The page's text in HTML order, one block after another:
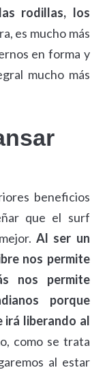
rodillas, los
es mucho más
en forma y
mucho más
beneficios
que el surf
Al ser un
nos permite
nos permite
porque
irá liberando al
como se trata
al estar